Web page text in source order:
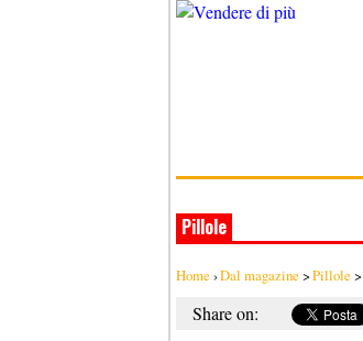
Pillole
Home ›Dal magazine >Pillole >
Share on: